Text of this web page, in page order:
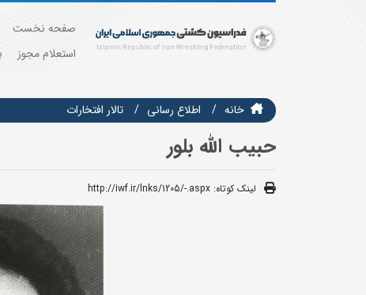
صفحه نخست
استعلام مجوز
خانه اطلاع رسانی تالار افتخارات
حبیب الله بلور
لینک کوتاه: http://iwf.ir/lnks/1205/-.aspx